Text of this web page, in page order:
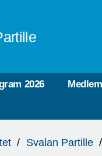
2026
Svalan Partille